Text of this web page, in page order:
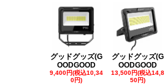
グッドグッズ(G
OODGOOD
9,400円(税込10,34
0円)
グッドグッズ(G
OODGOOD
13,500円(税込14,8
50円)